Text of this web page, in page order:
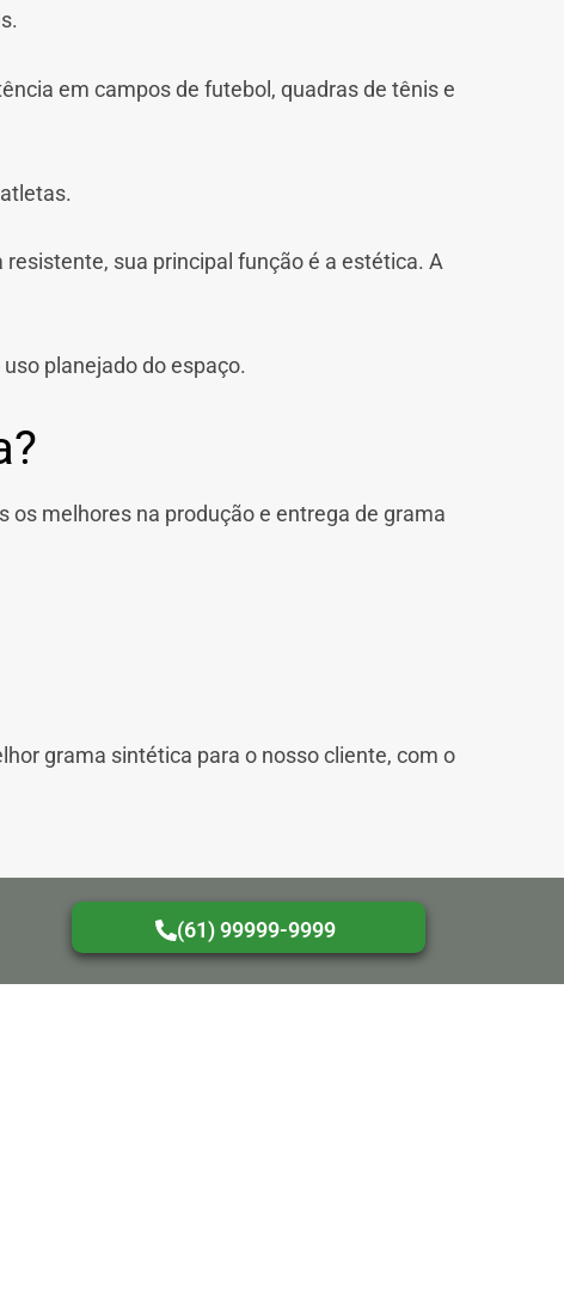
em campos de futebol, quadras de tênis e
sua principal função é a estética. A
planejado do espaço.
os melhores na produção e entrega de grama
grama sintética para o nosso cliente, com o
(61) 99999-9999